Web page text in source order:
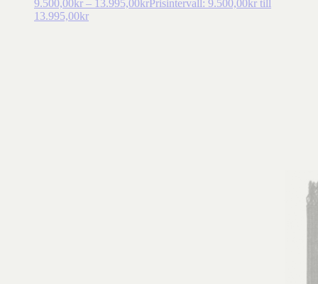
9.500,00kr – 13.995,00krPrisintervall: 9.500,00kr till
13.995,00kr